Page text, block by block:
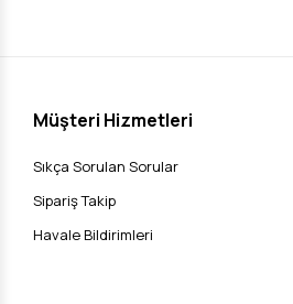
Müşteri Hizmetleri
Sıkça Sorulan Sorular
Sipariş Takip
Havale Bildirimleri